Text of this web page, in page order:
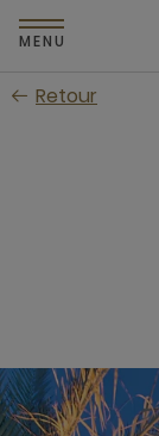
Passer
au
principal
MENU
Retour